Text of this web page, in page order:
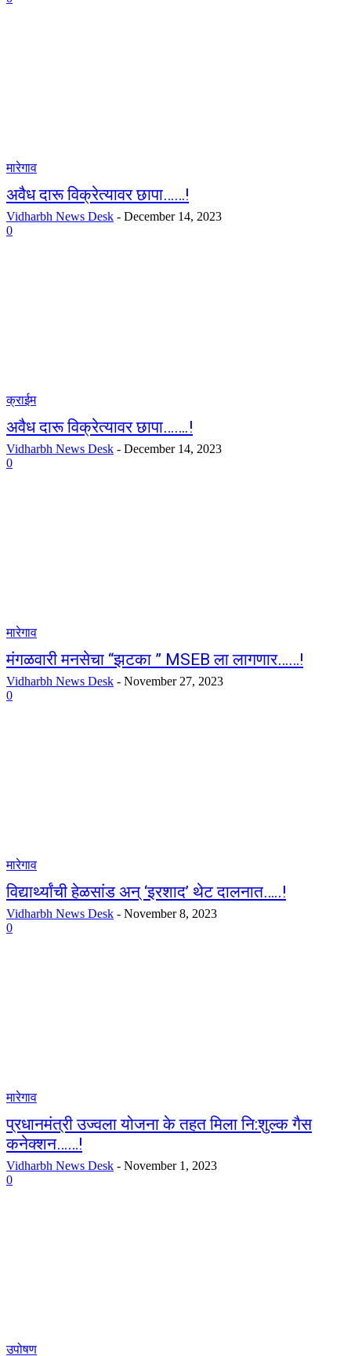
मारेगाव
अवैध दारू विक्रेत्यावर छापा……!
Vidharbh News Desk - December 14, 2023
0
क्राईम
अवैध दारू विक्रेत्यावर छापा…….!
Vidharbh News Desk - December 14, 2023
0
मारेगाव
मंगळवारी मनसेचा “झटका ” MSEB ला लागणार……!
Vidharbh News Desk - November 27, 2023
0
मारेगाव
विद्यार्थ्यांची हेळसांड अन् ‘इरशाद’ थेट दालनात…..!
Vidharbh News Desk - November 8, 2023
0
मारेगाव
प्रधानमंत्री उज्वला योजना के तहत मिला नि:शुल्क गैस
कनेक्शन……!
Vidharbh News Desk - November 1, 2023
0
उपोषण